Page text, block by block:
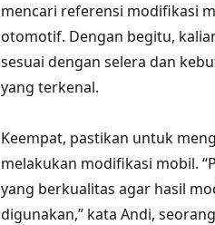
mencari referensi modifikasi
otomotif. Dengan begitu,
sesuai dengan selera dan
yang terkenal.
Keempat, pastikan untuk
melakukan modifikasi mobil.
yang berkualitas agar hasil
digunakan,” kata Andi,